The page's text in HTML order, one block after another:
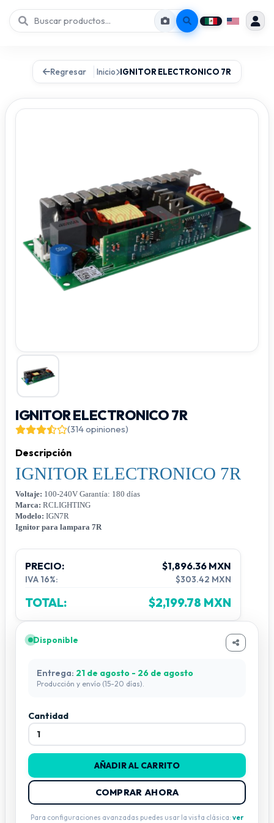
Regresar Inicio IGNITOR ELECTRONICO 7R
IGNITOR ELECTRONICO 7R
(314 opiniones)
Descripción
IGNITOR ELECTRONICO 7R
Voltaje: 100-240V Garantía: 180 días
Marca: RCLIGHTING
Modelo: IGN7R
Ignitor para lampara 7R
PRECIO: $1,896.36 MXN
IVA 16%: $303.42 MXN
TOTAL: $2,199.78 MXN
Disponible
Entrega: 21 de agosto - 26 de agosto
Producción y envío (15-20 días).
Cantidad
AÑADIR AL CARRITO
COMPRAR AHORA
Para configuraciones avanzadas puedes usar la vista clásica: ver